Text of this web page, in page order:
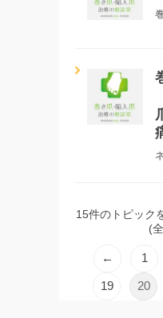
15件のトピック
(
← 1
19 20